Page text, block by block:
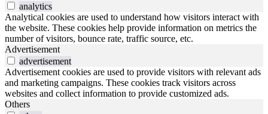
analytics
Analytical cookies are used to understand how visitors interact with
the website. These cookies help provide information on metrics the
number of visitors, bounce rate, traffic source, etc.
Advertisement
advertisement
Advertisement cookies are used to provide visitors with relevant ads
and marketing campaigns. These cookies track visitors across
websites and collect information to provide customized ads.
Others